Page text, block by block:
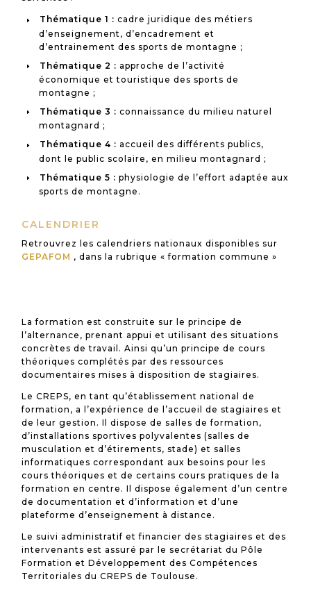
Thématique 1 : cadre juridique des métiers
d’enseignement, d’encadrement et
d’entrainement des sports de montagne ;
Thématique 2 : approche de l’activité
économique et touristique des sports de
montagne ;
Thématique 3 : connaissance du milieu naturel
montagnard ;
Thématique 4 : accueil des différents publics,
dont le public scolaire, en milieu montagnard ;
Thématique 5 : physiologie de l’effort adaptée aux
sports de montagne.
CALENDRIER
Retrouvrez les calendriers nationaux disponibles sur
GEPAFOM ,dans la rubrique « formation commune »
La formation est construite sur le principe de
l’alternance, prenant appui et utilisant des situations
concrètes de travail. Ainsi qu’un principe de cours
théoriques complétés par des ressources
documentaires mises à disposition de stagiaires.
Le CREPS, en tant qu’établissement national de
formation, a l’expérience de l’accueil de stagiaires et
de leur gestion. Il dispose de salles de formation,
d’installations sportives polyvalentes (salles de
musculation et d’étirements, stade) et salles
informatiques correspondant aux besoins pour les
cours théoriques et de certains cours pratiques de la
formation en centre. Il dispose également d’un centre
dedocumentation et d’information et d’une
plateforme d’enseignement à distance.
Le suivi administratif et financier des stagiaires et des
intervenants est assuré par le secrétariat du Pôle
Formation et Développement des Compétences
Territoriales du CREPS de Toulouse.